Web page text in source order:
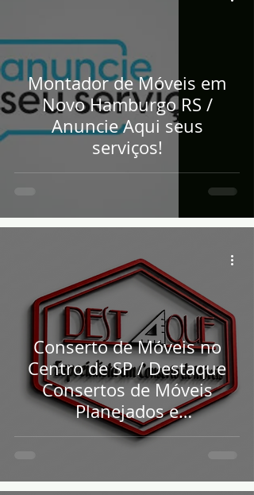
Montador de Móveis em
Novo Hamburgo RS /
Anuncie Aqui seus
serviços!
Conserto de Móveis no
Centro de SP / Destaque
Consertos de Móveis
Planejados e
Convencionais